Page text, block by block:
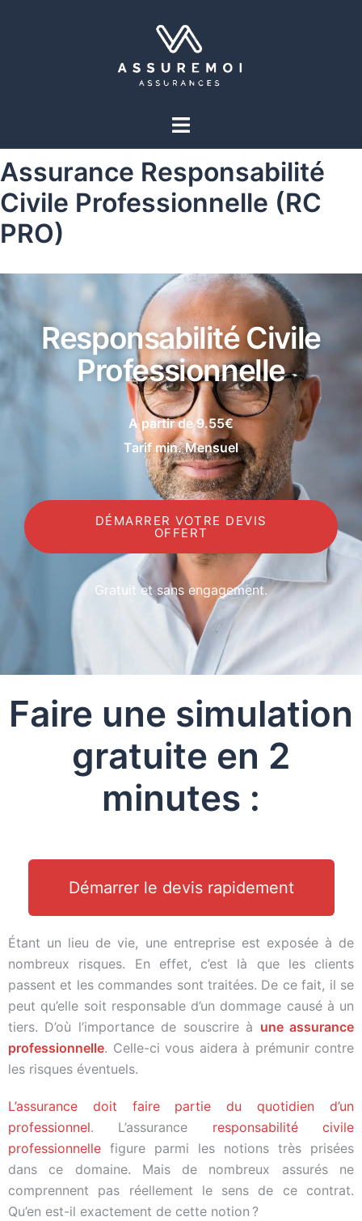
Assurance Responsabilité
Civile Professionnelle (RC
PRO)
Responsabilité Civile
Professionnelle
A partir de 9.55€
Tarif min. Mensuel
DÉMARRER VOTRE DEVIS
OFFERT
Gratuit et sans engagement.
Faire une simulation
gratuite en 2
minutes :
Démarrer le devis rapidement
Étant un lieu de vie, une entreprise est exposée à de
nombreux risques. En effet, c’est là que les clients
passent et les commandes sont traitées. De ce fait, il se
peut qu’elle soit responsable d’un dommage causé à un
tiers. D’où l’importance de souscrire à une assurance
professionnelle. Celle-ci vous aidera à prémunir contre
les risques éventuels.
L’assurance doit faire partie du quotidien d’un
professionnel. L’assurance responsabilité civile
professionnelle figure parmi les notions très prisées
dans ce domaine. Mais de nombreux assurés ne
comprennent pas réellement le sens de ce contrat.
Qu’en est-il exactement de cette notion ?